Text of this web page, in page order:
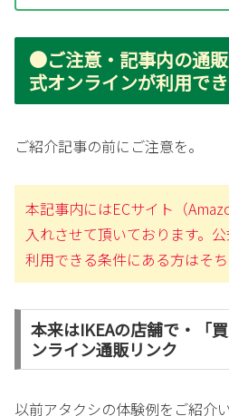
●ご注意・記事内の通
式オンラインが利用で
ご紹介記事の前にご注意を。
本記事内にはECサイト（
入れさせて頂いております。
利用できる条件にある方はそ
本来はIKEAの店舗で・「
ンライン通販リンク
以前アタクシの体験例をご紹介